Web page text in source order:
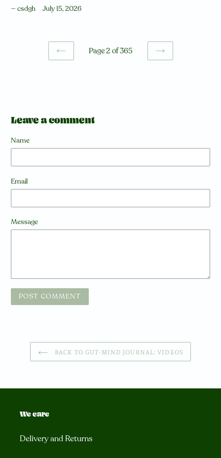
csdgh July 15, 2026
PREVIOUS
Page 2 of 365
NEXT
Leave a comment
Name
Email
Message
BACK TO GUT-MIND JOURNAL: VIDEOS
We care
Delivery and Returns